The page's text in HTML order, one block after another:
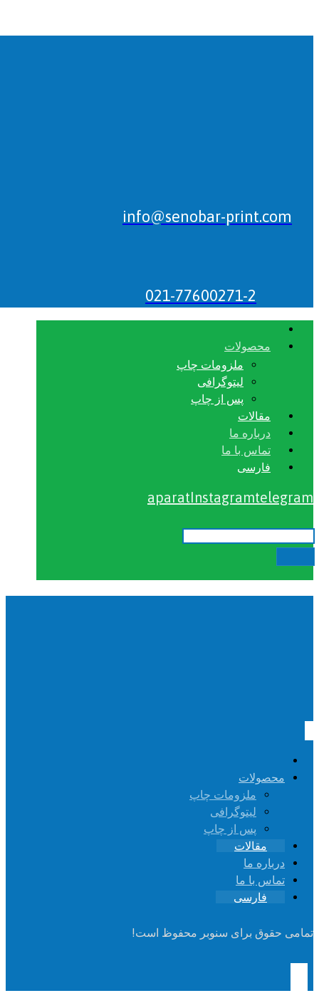
info@senobar-print.com
021-77600271-2
محصولات
ملزومات چاپ
لیتوگرافی
پس از چاپ
مقالات
درباره ما
تماس با ما
فارسی
aparatInstagramtelegram
محصولات
ملزومات چاپ
لیتوگرافی
پس از چاپ
مقالات
درباره ما
تماس با ما
فارسی
تمامی حقوق برای سنوبر محفوظ است!